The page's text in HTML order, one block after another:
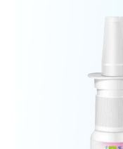
Лична хигиена
Медицински апрати